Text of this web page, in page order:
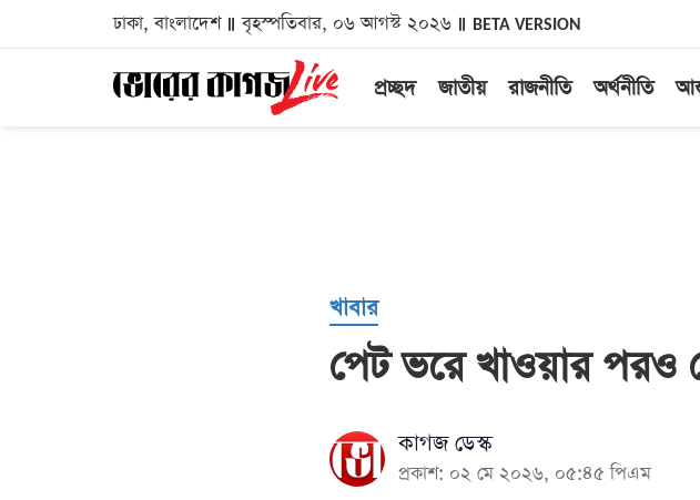
ঢাকা, বাংলাদেশ বৃহস্পতিবার, ০৬ আগস্ট ২০২৬ BETA VERSION
প্রচ্ছদ জাতীয় রাজনীতি অর্থনীতি
খাবার
পেট ভরে খাওয়ার পরও
কাগজ ডেস্ক
প্রকাশ: ০২ মে ২০২৬, ০৫:৪৫ পিএম